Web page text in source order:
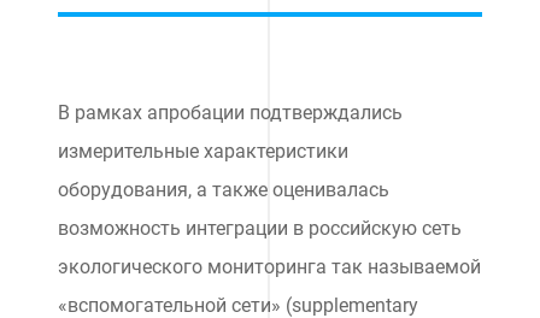
В рамках апробации подтверждались
измерительные характеристики
оборудования, а также оценивалась
возможность интеграции в российскую сеть
экологического мониторинга так называемой
«вспомогательной сети» (supplementary